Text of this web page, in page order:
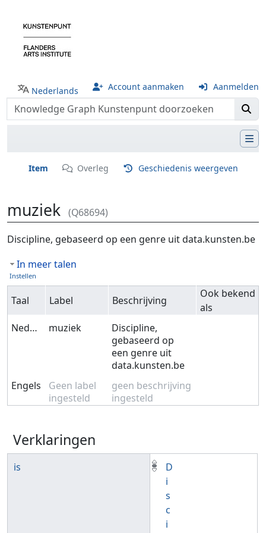
Nederlands Account aanmaken Aanmelden
Item Overleg Geschiedenis weergeven
muziek (Q68694)
Ga naar:navigatie,zoeken
Discipline, gebaseerd op een genre uit data.kunsten.be
In meer talen
Instellen
Taal Label Beschrijving
Ook bekend
als
Nederlands
muziek
Discipline,
gebaseerd op
een genre uit
data.kunsten.be
Engels
Geen label
ingesteld
geen beschrijving
ingesteld
Verklaringen
is
D
i
s
c
i